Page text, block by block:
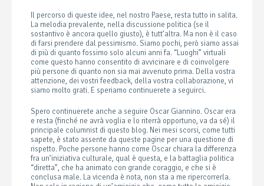
Il percorso di queste idee, nel nostro Paese, resta tutto in salita.
La melodia prevalente, nella discussione politica (se il
sostantivo è ancora quello giusto), è tutt’altra. Ma non è il caso
di farsi prendere dal pessimismo. Siamo pochi, però siamo assai
di più di quanto fossimo solo alcuni anni fa. “Luoghi” virtuali
come questo hanno consentito di avvicinare e di coinvolgere
più persone di quanto non sia mai avvenuto prima. Della vostra
attenzione, dei vostri feedback, della vostra collaborazione, vi
siamo molto grati. E speriamo continuerete a seguirci.
Spero continuerete anche a seguire Oscar Giannino. Oscar era
e resta (finché ne avrà voglia e lo riterrà opportuno, va da sé) il
principale columnist di questo blog. Nei mesi scorsi, come tutti
sapete, è stato assente da queste pagine per una questione di
rispetto. Poche persone hanno come Oscar chiara la differenza
fra un’iniziativa culturale, qual è questa, e la battaglia politica
“diretta”, che ha animato con grande coraggio, e che si è
conclusa male. La vicenda è nota, non sta a me ripercorrerla.